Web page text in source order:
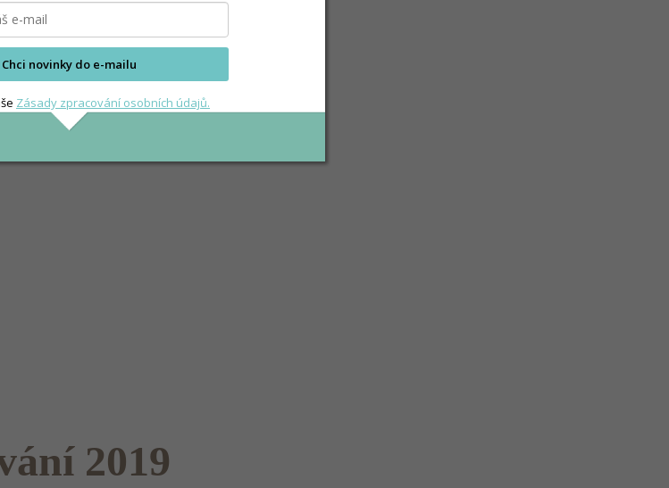
2019
Chci novinky do e-mailu
Zásady zpracování osobních údajů.